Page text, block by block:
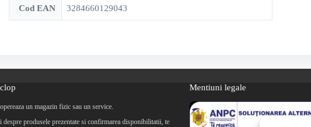
Cod EAN 3284660129043
un magazin fizic sau un service.
produsele prezentate si confirmarea disponibilitatii, te
Mentiuni legale